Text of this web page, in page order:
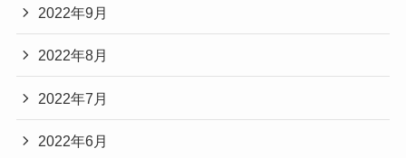
2022年9月
2022年8月
2022年7月
2022年6月